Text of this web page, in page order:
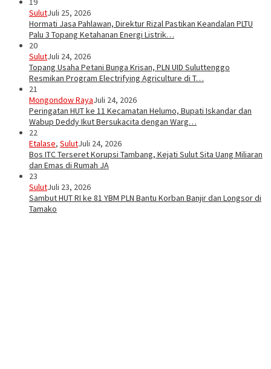
SulutJuli 25, 2026
Hormati Jasa Pahlawan, Direktur Rizal Pastikan Keandalan PLTU
Palu 3 Topang Ketahanan Energi Listrik…
20
SulutJuli 24, 2026
Topang Usaha Petani Bunga Krisan, PLN UID Suluttenggo
Resmikan Program Electrifying Agriculture di T…
21
Mongondow RayaJuli 24, 2026
Peringatan HUT ke 11 Kecamatan Helumo, Bupati Iskandar dan
Wabup Deddy Ikut Bersukacita dengan Warg…
22
Etalase, SulutJuli 24, 2026
Bos ITC Terseret Korupsi Tambang, Kejati Sulut Sita Uang Miliaran
dan Emas di Rumah JA
23
SulutJuli 23, 2026
Sambut HUT RI ke 81 YBM PLN Bantu Korban Banjir dan Longsor di
Tamako